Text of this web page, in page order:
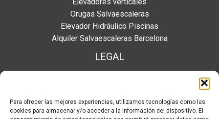
Para ofrecer las mejores experiencias, utilizamos tecnologías como las
cookies para almacenar y/o acceder a la información del dispositivo. El
Orugas Salvaescaleras
Elevador Hidráulico Piscinas
Alquiler Salvaescaleras Barcelona
LEGAL
Política redes sociales
Política de cookies